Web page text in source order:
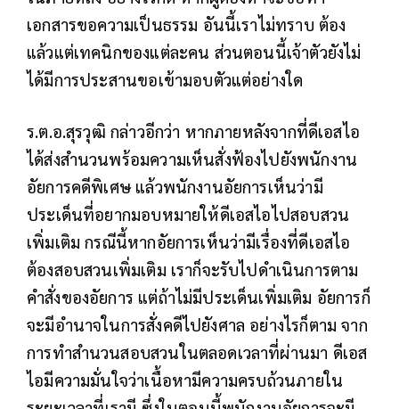
เอกสารขอความเป็นธรรม อันนี้เราไม่ทราบ ต้อง
แล้วแต่เทคนิกของแต่ละคน ส่วนตอนนี้เจ้าตัวยังไม่
ได้มีการประสานขอเข้ามอบตัวแต่อย่างใด
ร.ต.อ.สุรวุฒิ กล่าวอีกว่า หากภายหลังจากที่ดีเอสไอ
ได้ส่งสำนวนพร้อมความเห็นสั่งฟ้องไปยังพนักงาน
อัยการคดีพิเศษ แล้วพนักงานอัยการเห็นว่ามี
ประเด็นที่อยากมอบหมายให้ดีเอสไอไปสอบสวน
เพิ่มเติม กรณีนี้หากอัยการเห็นว่ามีเรื่องที่ดีเอสไอ
ต้องสอบสวนเพิ่มเติม เราก็จะรับไปดำเนินการตาม
คำสั่งของอัยการ แต่ถ้าไม่มีประเด็นเพิ่มเติม อัยการก็
จะมีอำนาจในการสั่งคดีไปยังศาล อย่างไรก็ตาม จาก
การทำสำนวนสอบสวนในตลอดเวลาที่ผ่านมา ดีเอส
ไอมีความมั่นใจว่าเนื้อหามีความครบถ้วนภายใน